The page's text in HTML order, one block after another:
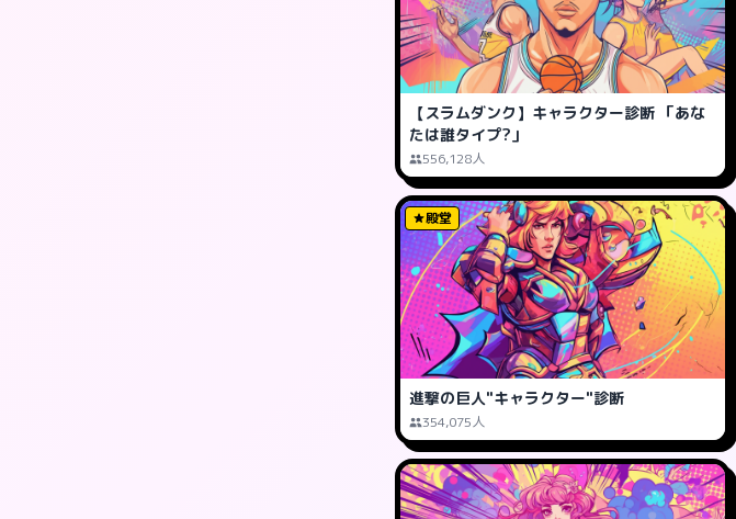
【スラムダンク】キャラクター診断 「あな
たは誰タイプ?」
556,128人
殿堂
進撃の巨人"キャラクター"診断
354,075人